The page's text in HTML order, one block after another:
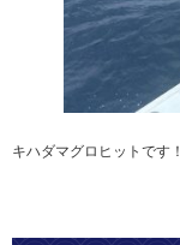
キハダマグロヒットです！